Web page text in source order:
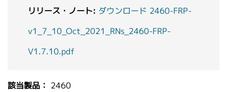
リリース・ノート: ダウンロード 2460-FRP-
v1_7_10_Oct_2021_RNs_2460-FRP-
V1.7.10.pdf
該当製品： 2460